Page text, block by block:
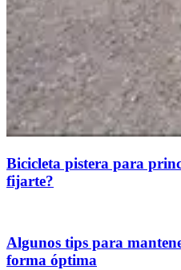
Bicicleta pistera para
fijarte?
Algunos tips para
forma óptima